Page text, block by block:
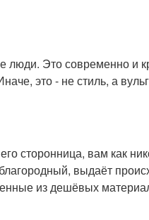
Это современно и
это - не стиль, а
сторонница, вам как
выдаёт
из дешёвых